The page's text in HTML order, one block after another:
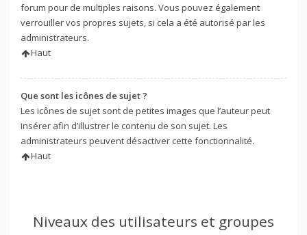
forum pour de multiples raisons. Vous pouvez également
verrouiller vos propres sujets, si cela a été autorisé par les
administrateurs.
Haut
Que sont les icônes de sujet ?
Les icônes de sujet sont de petites images que l’auteur peut
insérer afin d’illustrer le contenu de son sujet. Les
administrateurs peuvent désactiver cette fonctionnalité.
Haut
Niveaux des utilisateurs et groupes